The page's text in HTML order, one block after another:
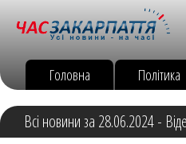
Головна Політика
Всі новини за 28.06.2024 -